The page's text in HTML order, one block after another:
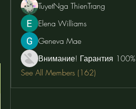
TuyetNga ThienTrang
Elena Williams
Geneva Mae
Внимание! Гарантия 100%
See All Members (162)